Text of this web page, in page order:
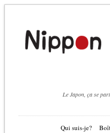
Le Japon, ça se
Qui suis-je?